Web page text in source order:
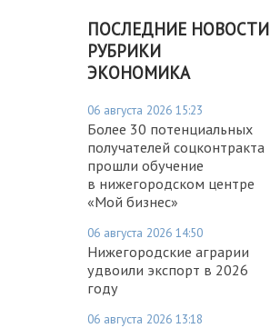
ПОСЛЕДНИЕ НОВОСТИ
РУБРИКИ
ЭКОНОМИКА
06 августа 2026 15:23
Более 30 потенциальных
получателей соцконтракта
прошли обучение
в нижегородском центре
«Мой бизнес»
06 августа 2026 14:50
Нижегородские аграрии
удвоили экспорт в 2026
году
06 августа 2026 13:18